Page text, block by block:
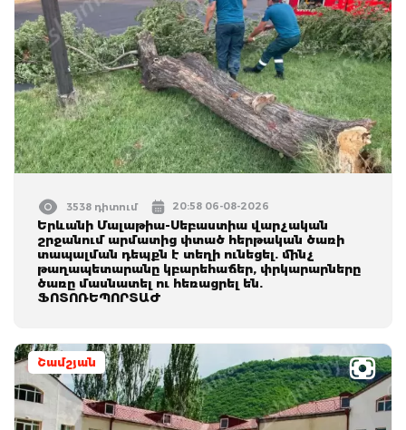
3538 դիտում 20:58 06-08-2026
Երևանի Մալաթիա-Սեբաստիա վարչական
շրջանում արմատից փտած հերթական ծառի
տապալման դեպքն է տեղի ունեցել. մինչ
թաղապետարանը կբարեհաճեր, փրկարարները
ծառը մասնատել ու հեռացրել են.
ՖՈՏՈՌԵՊՈՐՏԱԺ
Շամշյան